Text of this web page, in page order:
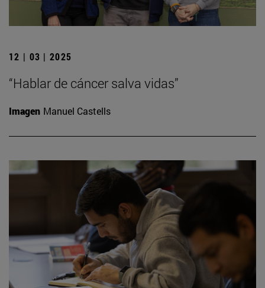
12 | 03 | 2025
“Hablar de cáncer salva vidas”
Imagen Manuel Castells